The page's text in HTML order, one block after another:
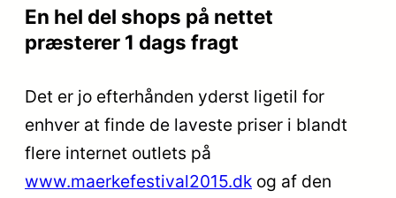
En hel del shops på nettet
præsterer 1 dags fragt
Det er jo efterhånden yderst ligetil for
enhver at finde de laveste priser i blandt
flere internet outlets på
www.maerkefestival2015.dk og af den